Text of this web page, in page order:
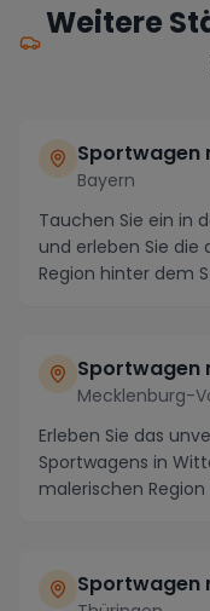
Weitere
Sportwagen
Bayern
Tauchen Sie ein in
und erleben Sie
Region hinter dem
Sportwagen
Mecklenburg-
Erleben Sie das
Sportwagens in
malerischen
Sportwagen